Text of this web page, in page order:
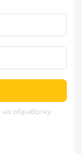
на обработку